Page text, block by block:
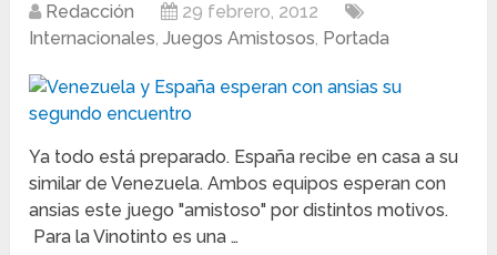
Redacción
29 febrero, 2012
Internacionales,Juegos Amistosos, Portada
Ya todo está preparado. España recibe en casa a su
similar de Venezuela. Ambos equipos esperan con
ansias este juego "amistoso" por distintos motivos.
Para la Vinotinto es una …